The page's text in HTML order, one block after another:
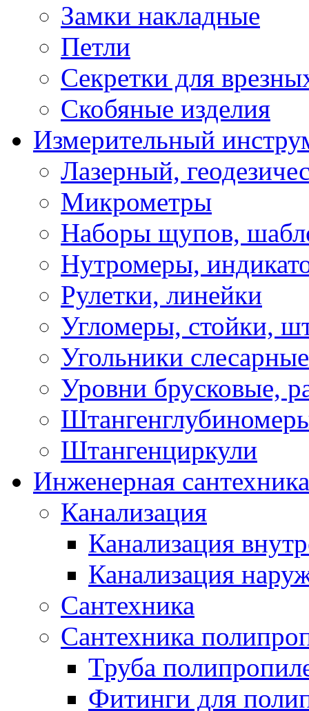
Замки накладные
Петли
Секретки для
Скобяные изделия
Измерительный
Лазерный,
Микрометры
Наборы щупов,
Нутромеры,
Рулетки, линейки
Угломеры, стойки,
Угольники слесарные
Уровни брусковые,
Штангенциркули
Инженерная сантехника
Канализация
Канализация
Канализация
Сантехника
Сантехника
Труба
Фитинги для